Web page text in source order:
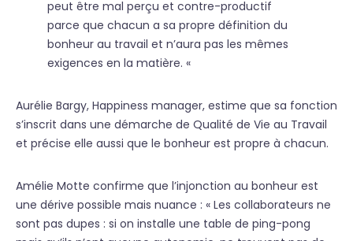
peut être mal perçu et contre-productif
parce que chacun a sa propre définition du
bonheur au travail et n’aura pas les mêmes
exigences en la matière. «
Aurélie Bargy, Happiness manager, estime que sa fonction
s’inscrit dans une démarche de Qualité de Vie au Travail
et précise elle aussi que le bonheur est propre à chacun.
Amélie Motte confirme que l’injonction au bonheur est
une dérive possible mais nuance : « Les collaborateurs ne
sont pas dupes : si on installe une table de ping-pong